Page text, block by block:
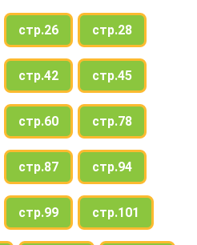
стр.26 стр.28
стр.42 стр.45
стр.60 стр.78
стр.87 стр.94
стр.99 стр.101